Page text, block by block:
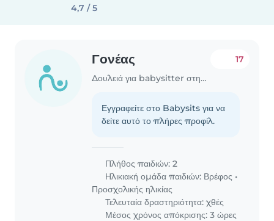
4,7 / 5
Γονέας
Δουλειά για babysitter στην περιοχή Νέα Σμύρνη
17
Εγγραφείτε στο Babysits για να
δείτε αυτό το πλήρες προφίλ.
Πλήθος παιδιών: 2
Ηλικιακή ομάδα παιδιών: Βρέφος •
Προσχολικής ηλικίας
Τελευταία δραστηριότητα: χθές
Μέσος χρόνος απόκρισης: 3 ώρες